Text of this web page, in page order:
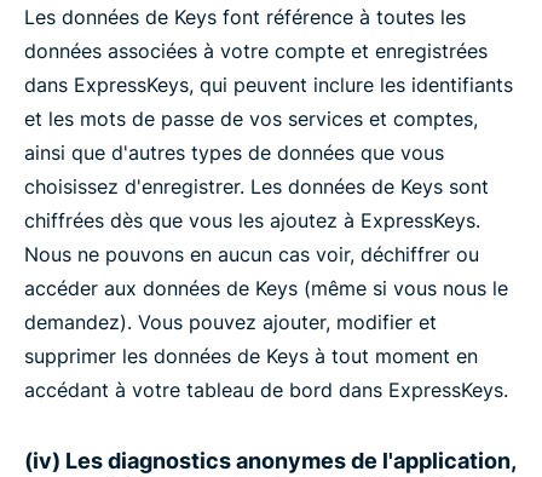
Les données de Keys font référence à toutes les
données associées à votre compte et enregistrées
dans ExpressKeys, qui peuvent inclure les identifiants
et les mots de passe de vos services et comptes,
ainsi que d'autres types de données que vous
choisissez d'enregistrer. Les données de Keys sont
chiffrées dès que vous les ajoutez à ExpressKeys.
Nous ne pouvons en aucun cas voir, déchiffrer ou
accéder aux données de Keys (même si vous nous le
demandez). Vous pouvez ajouter, modifier et
supprimer les données de Keys à tout moment en
accédant à votre tableau de bord dans ExpressKeys.
(iv) Les diagnostics anonymes de l'application,